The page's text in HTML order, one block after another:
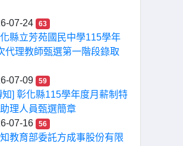
07-24
63
縣立芳苑國民中學115學年
代理教師甄選第一階段錄取
07-09
59
知] 彰化縣115學年度月薪制特
理人員甄選簡章
07-16
56
教育部委託方成事股份有限